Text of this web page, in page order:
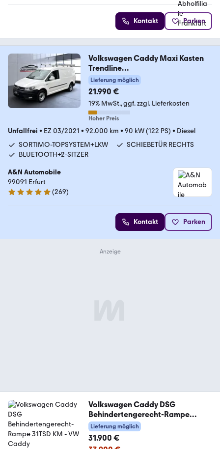
Kontakt Parken
Volkswagen Caddy Maxi Kasten
Trendline
4Motion+KLIMA+AHK+1H
Lieferung möglich
21.990 €
19% MwSt. ggf. zzgl. Lieferkosten
Hoher Preis
Unfallfrei • EZ 03/2021 • 92.000 km • 90 kW (122 PS) • Diesel
SORTIMO-TOPSYSTEM+LKW
SCHIEBETÜR RECHTS
BLUETOOTH+2-SITZER
A&N Automobile
99091 Erfurt
4.9 Sterne
(269)
Kontakt Parken
Volkswagen Caddy DSG
Behindertengerecht-Rampe
31TSD KM
Lieferung möglich
31.900 €